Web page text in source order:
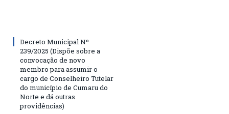
Decreto Municipal Nº
239/2025 (Dispõe sobre a
convocação de novo
membro para assumir o
cargo de Conselheiro Tutelar
do município de Cumaru do
Norte e dá outras
providências)